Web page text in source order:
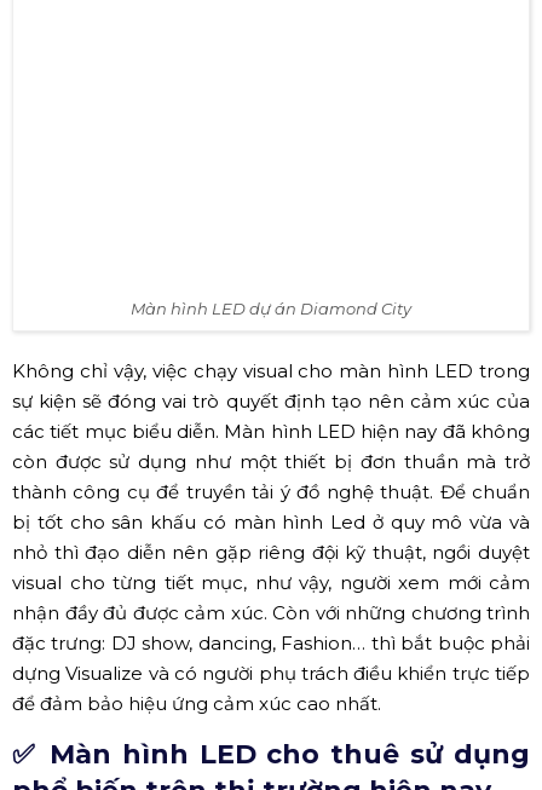
Màn hình LED dự án Diamond City
Không chỉ vậy, việc chạy visual cho màn hình LED trong
sự kiện sẽ đóng vai trò quyết định tạo nên cảm xúc của
các tiết mục biểu diễn. Màn hình LED hiện nay đã không
còn được sử dụng như một thiết bị đơn thuần mà trở
thành công cụ để truyền tải ý đồ nghệ thuật. Để chuẩn
bị tốt cho sân khấu có màn hình Led ở quy mô vừa và
nhỏ thì đạo diễn nên gặp riêng đội kỹ thuật, ngồi duyệt
visual cho từng tiết mục, như vậy, người xem mới cảm
nhận đầy đủ được cảm xúc. Còn với những chương trình